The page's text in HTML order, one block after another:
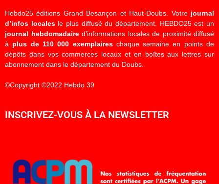
Hebdo25 éditions Grand Besançon et Haut-Doubs. Votre journal
d’infos localesle plus diffusé du département. HEBDO25 est un
journal hebdomadaired’informations locales de proximité diffusé
à plus de 110 000 exemplaireschaque semaine en points de
dépôts dans vos commerces locaux et en boîtes aux lettres sur
abonnement dans le département du Doubs.
©Copyright ©2022 Hebdo 39
INSCRIVEZ-VOUS À LA NEWSLETTER